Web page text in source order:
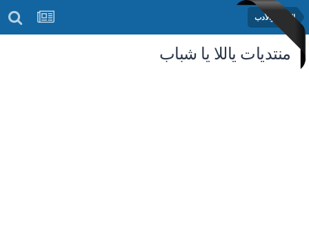
الشعر والأدب
منتديات ياللا يا شباب